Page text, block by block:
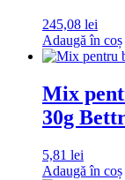
245,08 lei
Adaugă în coș
Mix
30g
5,81 lei
Adaugă în coș